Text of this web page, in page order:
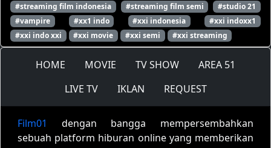
#streaming film indonesia
#streaming film semi
#studio 21
#vampire
#xx1 indo #xxi indonesia
#xxi indoxx1
#xxi indo xxi
#xxi movie #xxi semi #xxi streaming
HOME MOVIE TV SHOW
AREA 51
LIVE TV
IKLAN REQUEST
Film01
dengan bangga mempersembahkan
sebuah platform hiburan online yang memberikan